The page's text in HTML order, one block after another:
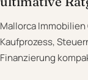
Mallorca
Kaufprozess,
Finanzierung